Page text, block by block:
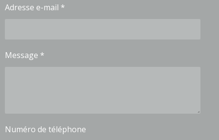
Adresse e-mail *
Message *
Numéro de téléphone